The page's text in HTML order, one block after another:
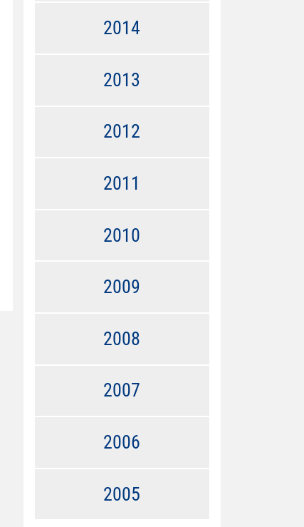
2014
2013
2012
2011
2010
2009
2008
2007
2006
2005